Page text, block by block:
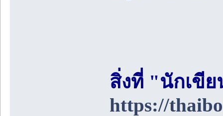
สิ่งที่ "นักเขี
https://